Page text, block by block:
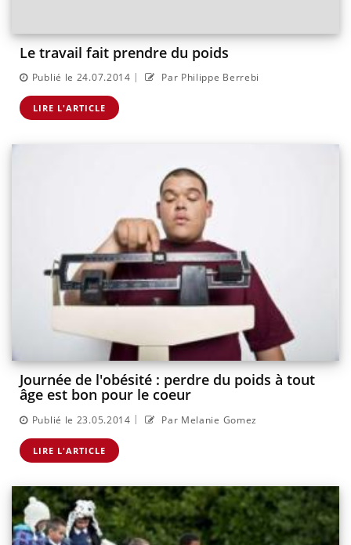
Le travail fait prendre du poids
Publié le 24.07.2014 | Par Philippe Berrebi
LIRE L'ARTICLE
Journée de l'obésité : perdre du poids à tout
âge est bon pour le coeur
Publié le 23.05.2014 | Par Melanie Gomez
LIRE L'ARTICLE